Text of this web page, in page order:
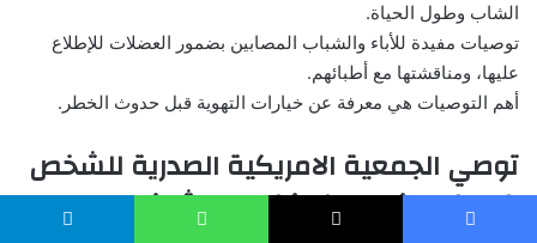
الشاب وطول الحياة.
توصيات مفيدة للأباء والشباب المصابين بضمور العضلات للإطلاع
عليها، ومناقشتها مع أطبائهم.
أهم التوصيات هي معرفة عن خيارات التهوية قبل حدوث الخطر.
توصي الجمعية الامريكية الصدرية للشخص
المصاب بضمور العضلات دوشين :